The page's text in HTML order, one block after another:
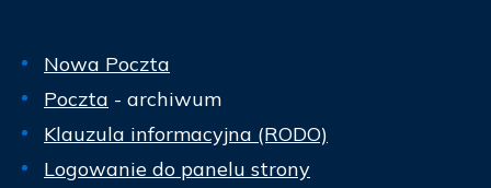
Nowa Poczta
Poczta - archiwum
Klauzula informacyjna (RODO)
Logowanie do panelu strony